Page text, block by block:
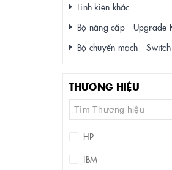
Linh kiện khác
Bộ nâng cấp - Upgrade
Bộ chuyển mạch - Switch
THƯƠNG HIỆU
HP
IBM